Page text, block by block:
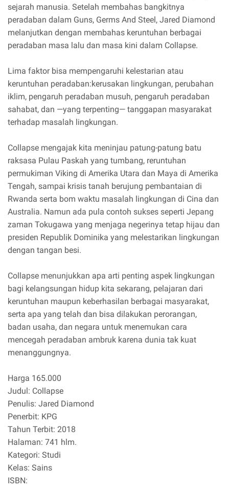
sejarah manusia. Setelah membahas bangkitnya
peradaban dalam Guns, Germs And Steel, Jared Diamond
melanjutkan dengan membahas keruntuhan berbagai
peradaban masa lalu dan masa kini dalam Collapse.
Lima faktor bisa mempengaruhi kelestarian atau
keruntuhan peradaban:kerusakan lingkungan, perubahan
iklim, pengaruh peradaban musuh, pengaruh peradaban
sahabat, dan —yang terpenting— tanggapan masyarakat
terhadap masalah lingkungan.
Collapse mengajak kita meninjau patung-patung batu
raksasa Pulau Paskah yang tumbang, reruntuhan
permukiman Viking di Amerika Utara dan Maya di Amerika
Tengah, sampai krisis tanah berujung pembantaian di
Rwanda serta bom waktu masalah lingkungan di Cina dan
Australia. Namun ada pula contoh sukses seperti Jepang
zaman Tokugawa yang menjaga negerinya tetap hijau dan
presiden Republik Dominika yang melestarikan lingkungan
dengan tangan besi.
Collapse menunjukkan apa arti penting aspek lingkungan
bagi kelangsungan hidup kita sekarang, pelajaran dari
keruntuhan maupun keberhasilan berbagai masyarakat,
serta apa yang telah dan bisa dilakukan perorangan,
badan usaha, dan negara untuk menemukan cara
mencegah peradaban ambruk karena dunia tak kuat
menanggungnya.
Harga 165.000
Judul: Collapse
Penulis: Jared Diamond
Penerbit: KPG
Tahun Terbit: 2018
Halaman: 741 hlm.
Kategori: Studi
Kelas: Sains
ISBN: